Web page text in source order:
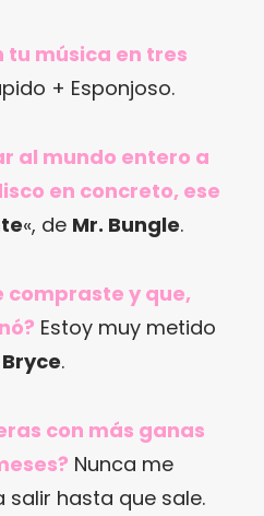
tu música en tres
+ Esponjoso.
al mundo entero a
en concreto, ese
«, de Mr. Bungle.
compraste y que,
Estoy muy metido
.
con más ganas
Nunca me
salir hasta que sale.